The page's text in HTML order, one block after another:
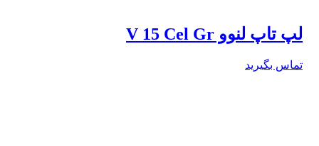
لپ تاپ لنوو V 15 Cel Gr
تماس بگیرید